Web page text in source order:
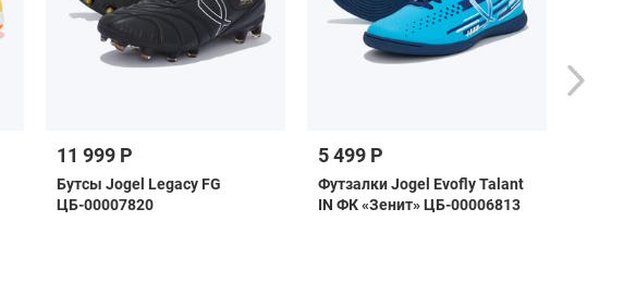
11 999 Р
Бутсы Jogel Legacy FG
ЦБ-00007820
5 499 Р
Футзалки Jogel Evofly Talant
IN ФК «Зенит» ЦБ-00006813